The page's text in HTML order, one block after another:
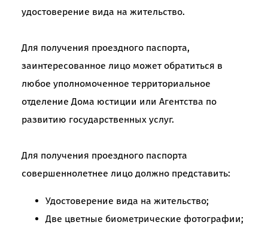
удостоверение вида на жительство.
Для получения проездного паспорта,
заинтересованное лицо может обратиться в
любое уполномоченное территориальное
отделение Дома юстиции или Агентства по
развитию государственных услуг.
Для получения проездного паспорта
совершеннолетнее лицо должно представить:
Удостоверение вида на жительство;
Две цветные биометрические фотографии;